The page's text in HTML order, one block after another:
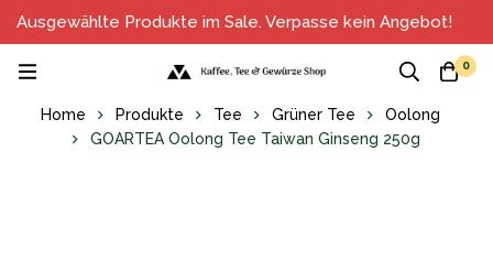
Ausgewählte Produkte im Sale. Verpasse kein Angebot!
0
Home Produkte Tee Grüner Tee
Oolong
GOARTEA Oolong Tee Taiwan Ginseng 250g